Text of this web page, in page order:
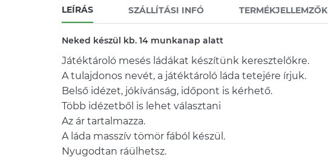
LEÍRÁS SZÁLLÍTÁSI INFÓ TERMÉKJELLEMZŐK
Neked készül kb. 14 munkanap alatt
Játéktároló mesés ládákat készítünk keresztelőkre.
A tulajdonos nevét, a játéktároló láda tetejére írjuk.
Belső idézet, jókívánság, időpont is kérhető.
Több idézetből is lehet választani
Az ár tartalmazza.
A láda masszív tömör fából készül.
Nyugodtan ráülhetsz.